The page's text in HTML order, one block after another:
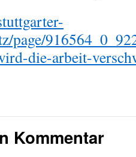
page/
die-arbeit-
Kommentar